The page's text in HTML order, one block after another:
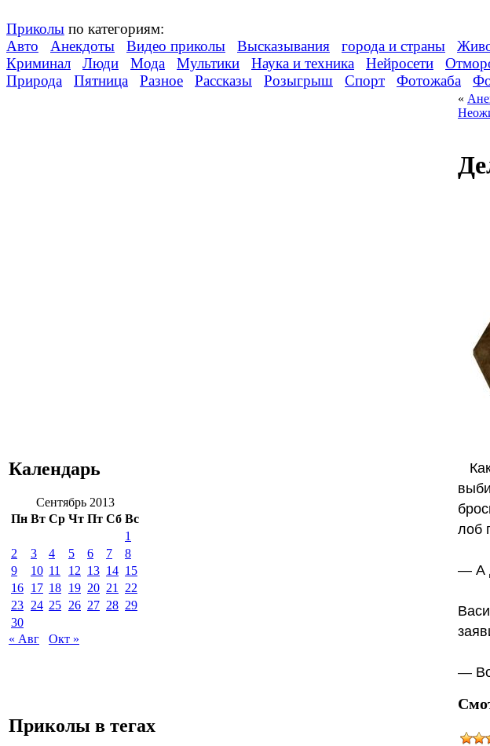
Приколы по категориям:
Авто
Анекдоты Видео приколы Высказывания города и страны
Криминал
Люди Мода Мультики Наука и техника Нейросети
Природа
Пятница Разное Рассказы Розыгрыш Спорт Фотожаба
Календарь
Сентябрь 2013
Пн Вт Ср Чт Пт Сб Вс
1
2
3 4 5 6 7
8
9
10 11 12 13 14 15
16 17 18 19 20 21
22
23 24 25 26 27 28 29
30
« Авг
Окт »
Приколы в тегах
«
лоб
— А
—